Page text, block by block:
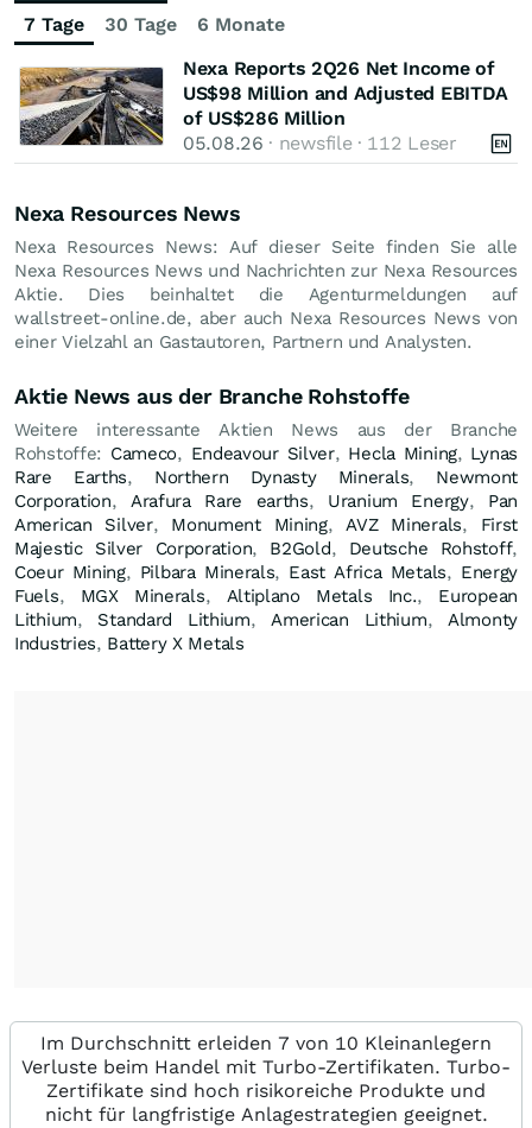
7 Tage
30 Tage
6 Monate
Nexa Reports 2Q26 Net Income of
US$98 Million and Adjusted EBITDA
of US$286 Million
05.08.26 · newsfile · 112 Leser
Nexa Resources News
Nexa Resources News: Auf dieser Seite finden Sie alle
Nexa Resources News und Nachrichten zur Nexa Resources
Aktie. Dies beinhaltet die Agenturmeldungen auf
wallstreet-online.de, aber auch Nexa Resources News von
einer Vielzahl an Gastautoren, Partnern und Analysten.
Aktie News aus der Branche Rohstoffe
Weitere interessante Aktien News aus der Branche
Rohstoffe: Cameco, Endeavour Silver, Hecla Mining, Lynas
Rare Earths, Northern Dynasty Minerals, Newmont
Corporation, Arafura Rare earths, Uranium Energy, Pan
American Silver, Monument Mining,AVZ Minerals, First
Majestic Silver Corporation, B2Gold, Deutsche Rohstoff,
Coeur Mining, Pilbara Minerals, East Africa Metals, Energy
Fuels, MGX Minerals, Altiplano Metals Inc., European
Lithium, Standard Lithium,American Lithium,Almonty
Industries, Battery X Metals
Im Durchschnitt erleiden 7 von 10 Kleinanlegern
Verluste beim Handel mit Turbo-Zertifikaten. Turbo-
Zertifikate sind hoch risikoreiche Produkte und
nicht für langfristige Anlagestrategien geeignet.